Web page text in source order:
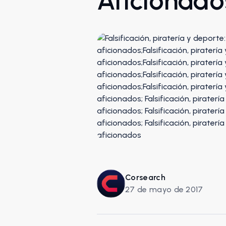
Corsearch
27 de mayo de 2017